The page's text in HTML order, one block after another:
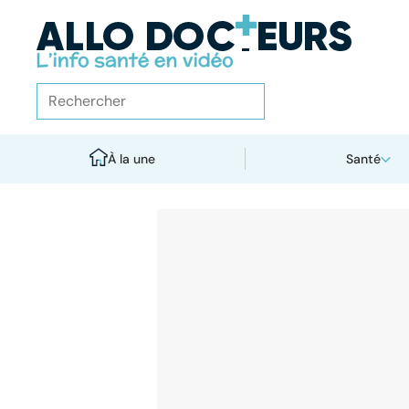
À la une Santé